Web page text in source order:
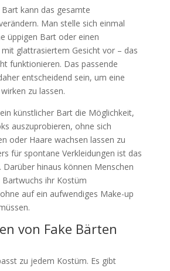
kann das gesamte
Man stelle sich einmal
üppigen Bart oder einen
glattrasiertem Gesicht vor – das
funktionieren. Das passende
entscheidend sein, um eine
zu lassen.
künstlicher Bart die Möglichkeit,
auszuprobieren, ohne sich
oder Haare wachsen lassen zu
für spontane Verkleidungen ist das
Darüber hinaus können Menschen
ihr Kostüm
auf ein aufwendiges Make-up
von Fake Bärten
zu jedem Kostüm. Es gibt